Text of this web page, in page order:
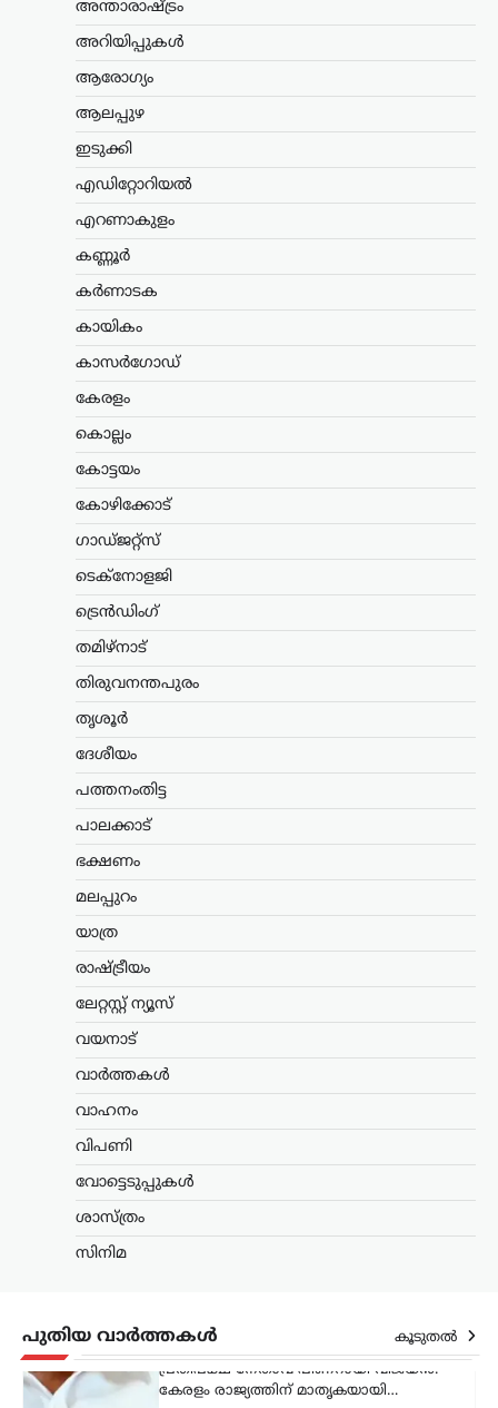
അന്താരാഷ്ട്രം
അറിയിപ്പുകൾ
ആരോഗ്യം
ആലപ്പുഴ
ഇടുക്കി
എഡിറ്റോറിയൽ
എറണാകുളം
കണ്ണൂർ
കർണാടക
കായികം
കാസർഗോഡ്
കേരളം
കൊല്ലം
കോട്ടയം
കോഴിക്കോട്
ഗാഡ്ജറ്റ്സ്
ടെക്നോളജി
ട്രെൻഡിംഗ്
തമിഴ്നാട്
തിരുവനന്തപുരം
തൃശൂർ
ദേശീയം
പത്തനംതിട്ട
പാലക്കാട്
ഭക്ഷണം
മലപ്പുറം
യാത്ര
രാഷ്ട്രീയം
ലേറ്റസ്റ്റ് ന്യൂസ്
വയനാട്
വാർത്തകൾ
വാഹനം
വിപണി
വോട്ടെടുപ്പുകൾ
ശാസ്ത്രം
സിനിമ
പുതിയ വാർത്തകൾ കൂടുതൽ
വേഗത്തില്‍ പിടികൂടാന്‍
നിര്‍ദേശം നല്‍കി രമേശ്
ചെന്നിത്തല
ന്യൂസ് ഡെസ്ക്
ഓഗസ്റ്റ്‌ 7, 2026
പൊലീസിനെ പരസ്യമായി വെല്ലുവിളിച്ച
പിടികൂടാന്‍ ആഭ്യന്തരമന്ത്രി രമേശ്
ചെന്നിത്തല നിര്‍ദേശം നല്‍കിയതിനെ
തുടര്‍ന്ന് സംസ്ഥാനത്ത് പൊലീസ്
പരിശോധന ശക്തമാക്കി.
ട്രെൻഡിംഗ്,ദേശീയം,ലേറ്റസ്റ്റ് ന്യൂസ്
ഫണ്ടിൽ ക്രമക്കേടില്ലെന്ന്
സർക്കാർ; 3,300 കോടി
രൂപയുടെ കണക്കുകൾ
അയോധ്യ രാമക്ഷേത്രത്തിനായി ലഭിച്ച
3,300 കോടി രൂപയുടെ സംഭാവനകളുടെ
വിനിയോഗത്തിൽ യാതൊരു ക്രമക്കേടും
വ്യക്തമാക്കി. സംഭാവന തുകയുടെ
ഉപയോഗവുമായി ബന്ധപ്പെട്ട് ഉയർന്ന
കേരളം,തിരുവനന്തപുരം,വാർത്തകൾ
അനീതി; ഉത്തരവ്
പിൻവലിക്കണമെന്ന്
ഗുണഭോക്താക്കളുടെ വീടുകളിലെത്തി
പ്രതിപക്ഷ നേതാവ് പിണറായി വിജയൻ.
കേരളം രാജ്യത്തിന് മാതൃകയായി…
ട്രെൻഡിംഗ്
രാഹുൽ ഗാന്ധിയുടെ
വസതിക്ക് മുന്നിൽ
സീറ്റ് വാഗ്ദാനം ചെയ്ത്
പണം തട്ടിയെന്ന്
പ്രതിഷേധം. ഹരിയാന സ്വദേശിയായ ഒരു
സ്ത്രീയും കുട്ടികളുമാണ്
പ്രതിഷേധവുമായി എത്തിയത്. ഹരിയാന
നിയമസഭാ തെരഞ്ഞെടുപ്പിൽ സീറ്റ്